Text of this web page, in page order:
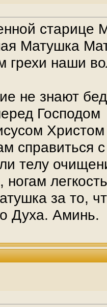
старице
Матушка
грехи наши
не знают
Господом
справиться
телу
ногам
за то,
Духа. Аминь.